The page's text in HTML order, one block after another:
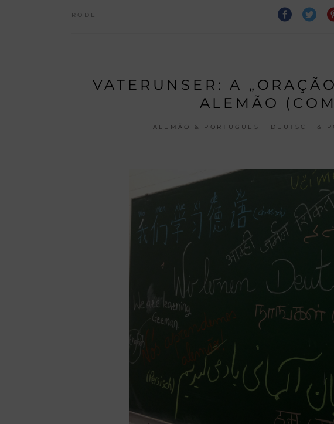
RODE
VATERUNSER: A
ALEMÃO
ALEMÃO & PORTUGUÊS | DEUTSCH &